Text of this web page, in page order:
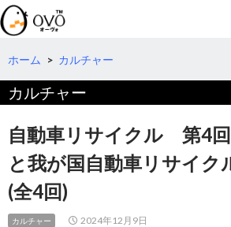
検
索
コ
テ
ツ
へ
ホーム > カルチャー
カルチャー
自動車リサイクル 第4
と我が国自動車リサイク
(全4回)
カルチャー 2024年12月9日